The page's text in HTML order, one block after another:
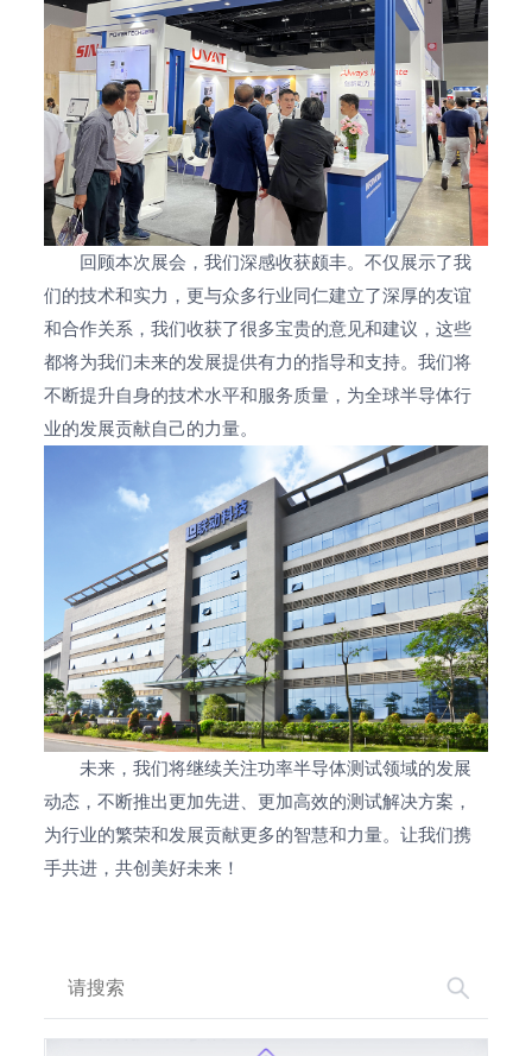
回顾本次展会，我们深感收获颇丰。不仅展示了我
们的技术和实力，更与众多行业同仁建立了深厚的友谊
和合作关系，我们收获了很多宝贵的意见和建议，这些
都将为我们未来的发展提供有力的指导和支持。我们将
不断提升自身的技术水平和服务质量，为全球半导体行
业的发展贡献自己的力量。
未来，我们将继续关注功率半导体测试领域的发展
动态，不断推出更加先进、更加高效的测试解决方案，
为行业的繁荣和发展贡献更多的智慧和力量。让我们携
手共进，共创美好未来！
2019-03-22
联动科技成功参展SEMICON CHINA 2019
佛山市委书记鲁毅莅临联动科技开展“暖春行
动”
2019-02-18
区长顾耀辉到联动科技开展高质量发展调研
2018-03-17
联动科技成功参展SEMICON CHINA 2018
2017-09-13
联动科技成功参展SEMICON Taiwan 2017
2017-06-16
2017联动科技模拟IC测试技术研讨会在西安
集成电路中心圆满举办